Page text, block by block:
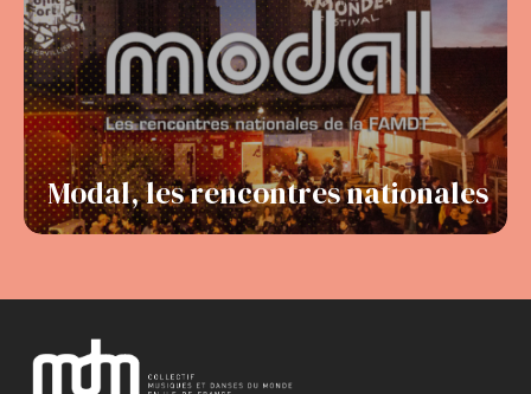
Modal, les rencontres nationales